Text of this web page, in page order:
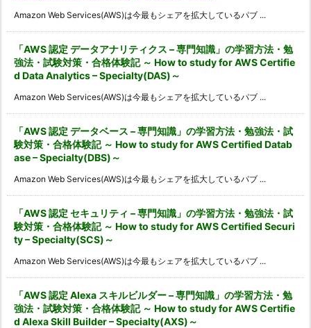
Amazon Web Services(AWS)は今最もシェアを拡大しているパブ ...
「AWS 認定 データアナリティクス – 専門知識」の学習方法・勉
強法・試験対策・合格体験記 ～ How to study for AWS Certifie
d Data Analytics – Specialty(DAS)～
Amazon Web Services(AWS)は今最もシェアを拡大しているパブ ...
「AWS 認定 データベース – 専門知識」の学習方法・勉強法・試
験対策・合格体験記 ～ How to study for AWS Certified Datab
ase – Specialty(DBS)～
Amazon Web Services(AWS)は今最もシェアを拡大しているパブ ...
「AWS 認定 セキュリティ – 専門知識」の学習方法・勉強法・試
験対策・合格体験記 ～ How to study for AWS Certified Securi
ty – Specialty(SCS)～
Amazon Web Services(AWS)は今最もシェアを拡大しているパブ ...
「AWS 認定 Alexa スキルビルダー – 専門知識」の学習方法・勉
強法・試験対策・合格体験記 ～ How to study for AWS Certifie
d Alexa Skill Builder – Specialty(AXS)～